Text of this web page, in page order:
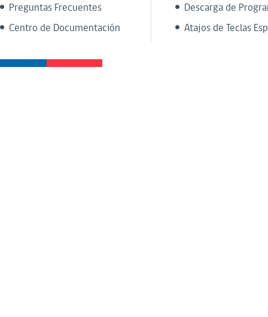
Preguntas Frecuentes
Centro de Documentación
Descarga de
Atajos de Teclas